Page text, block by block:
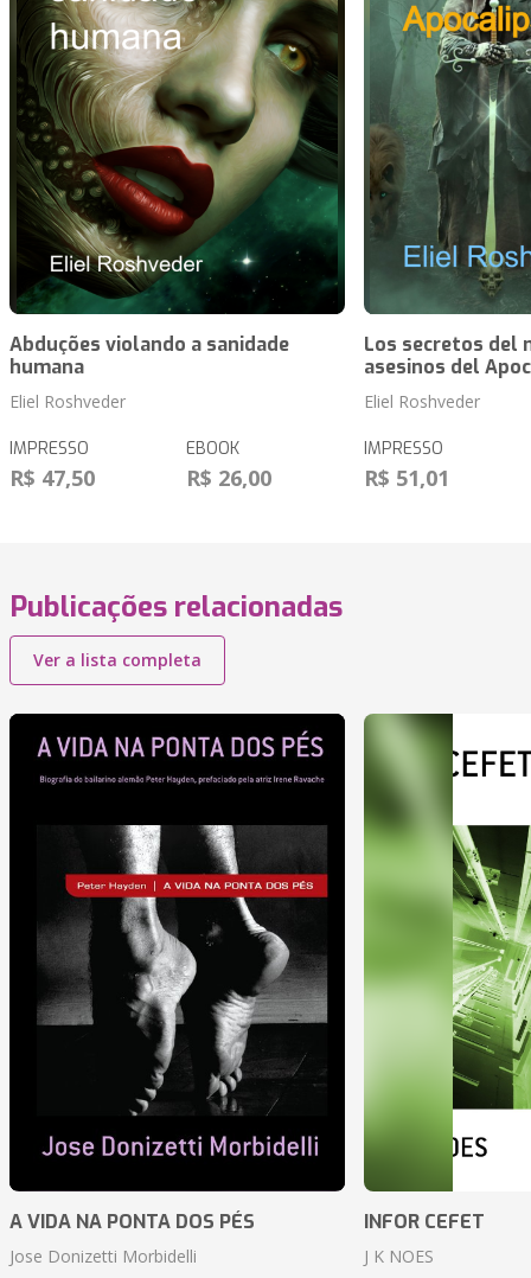
Abduções violando a sanidade
humana
Eliel Roshveder
IMPRESSO
R$ 47,50
EBOOK
R$ 26,00
Los secretos del
asesinos del
Eliel Roshveder
IMPRESSO
R$ 51,01
Publicações relacionadas
Ver a lista completa
A VIDA NA PONTA DOS PÉS
Jose Donizetti Morbidelli
INFOR CEFET
J K NOES